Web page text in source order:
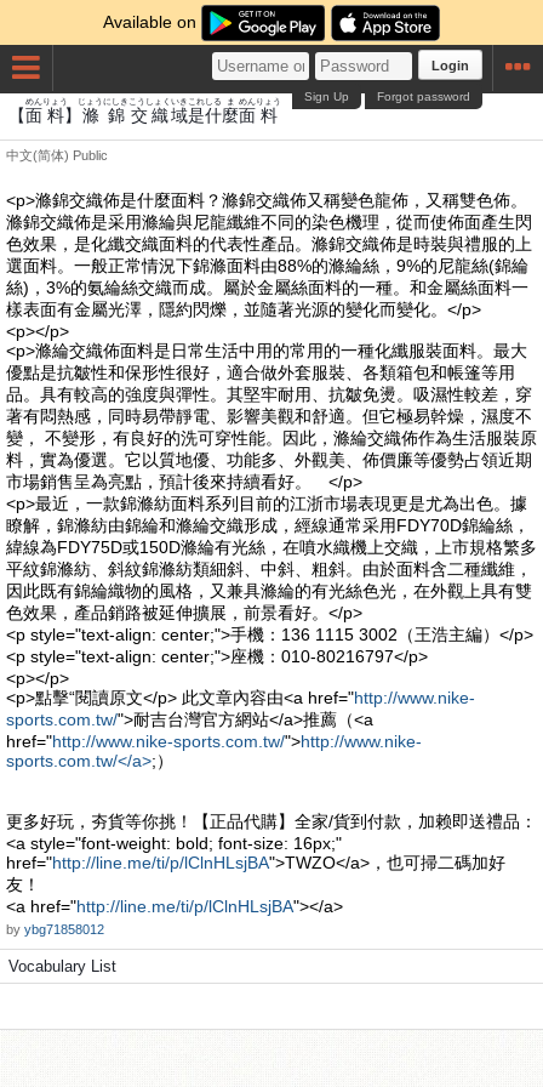
Available on
Login
Forgot password
Sign Up
【面
めん
料
りょう
】 滌
じょう
錦
にしき
交織
こうしょく
域
いき
是
これ
什
しる
麼
ま
面
めん
料
りょう
中文(简体) Public
<p>滌錦交織佈是什麼面料？滌錦交織佈又稱變色龍佈，又稱雙色佈。
滌錦交織佈是采用滌綸與尼龍纖維不同的染色機理，從而使佈面產生閃
色效果，是化纖交織面料的代表性產品。滌錦交織佈是時裝與禮服的上
選面料。一般正常情況下錦滌面料由88%的滌綸絲，9%的尼龍絲(錦綸
絲)，3%的氨綸絲交織而成。屬於金屬絲面料的一種。和金屬絲面料一
樣表面有金屬光澤，隱約閃爍，並隨著光源的變化而變化。</p>
<p></p>
<p>滌綸交織佈面料是日常生活中用的常用的一種化纖服裝面料。最大
優點是抗皺性和保形性很好，適合做外套服裝、各類箱包和帳篷等用
品。具有較高的強度與彈性。其堅牢耐用、抗皺免燙。吸濕性較差，穿
著有悶熱感，同時易帶靜電、影響美觀和舒適。但它極易幹燥，濕度不
變， 不變形，有良好的洗可穿性能。因此，滌綸交織佈作為生活服裝原
料，實為優選。它以質地優、功能多、外觀美、佈價廉等優勢占領近期
市場銷售呈為亮點，預計後來持續看好。 </p>
<p>最近，一款錦滌紡面料系列目前的江浙市場表現更是尤為出色。據
瞭解，錦滌紡由錦綸和滌綸交織形成，經線通常采用FDY70D錦綸絲，
緯線為FDY75D或150D滌綸有光絲，在噴水織機上交織，上市規格繁多
平紋錦滌紡、斜紋錦滌紡類細斜、中斜、粗斜。由於面料含二種纖維，
因此既有錦綸織物的風格，又兼具滌綸的有光絲色光，在外觀上具有雙
色效果，產品銷路被延伸擴展，前景看好。</p>
<p style="text-align: center;">手機：136 1115 3002（王浩主編）</p>
<p style="text-align: center;">座機：010-80216797</p>
<p></p>
<p>點擊“閱讀原文</p> 此文章內容由<a href="http://www.nike-
sports.com.tw/">耐吉台灣官方網站</a>推薦（<a
href="http://www.nike-sports.com.tw/">http://www.nike-
sports.com.tw/</a>;）
更多好玩，夯貨等你挑！【正品代購】全家/貨到付款，加赖即送禮品：
<a style="font-weight: bold; font-size: 16px;"
href="http://line.me/ti/p/lClnHLsjBA">TWZO</a>，也可掃二碼加好
友！
<a href="http://line.me/ti/p/lClnHLsjBA"></a>
by ybg71858012
Vocabulary List